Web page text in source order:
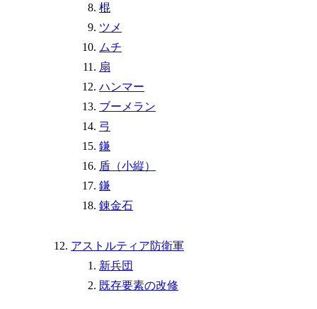
棍
ツメ
ムチ
扇
ハンマー
ブーメラン
弓
鎌
盾（小縦）
鎌
錬金石
アストルティア防衛軍
新兵団
既存要素の改修